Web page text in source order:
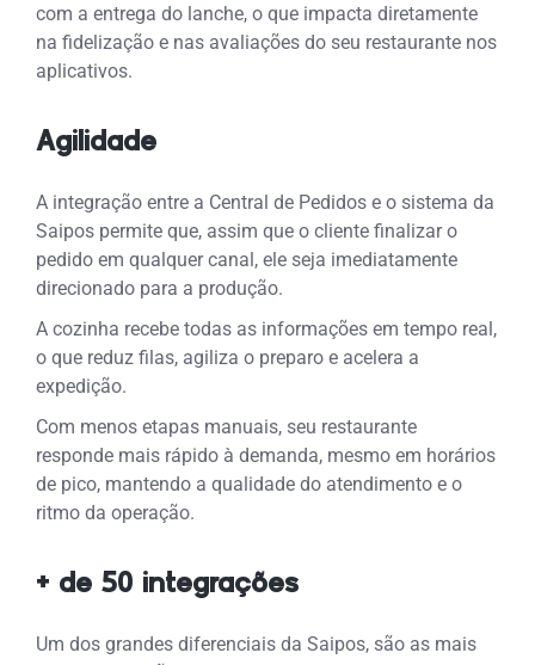
com a entrega do lanche, o que impacta diretamente
na fidelização e nas avaliações do seu restaurante nos
aplicativos.
Agilidade
A integração entre a Central de Pedidos e o sistema da
Saipos permite que, assim que o cliente finalizar o
pedido em qualquer canal, ele seja imediatamente
direcionado para a produção.
A cozinha recebe todas as informações em tempo real,
o que reduz filas, agiliza o preparo e acelera a
expedição.
Com menos etapas manuais, seu restaurante
responde mais rápido à demanda, mesmo em horários
de pico, mantendo a qualidade do atendimento e o
ritmo da operação.
+ de 50 integrações
Um dos grandes diferenciais da Saipos, são as mais